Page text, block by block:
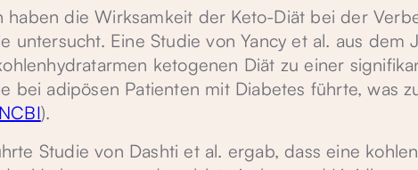
haben die Wirksamkeit der Keto-Diät bei der
untersucht. Eine Studie von Yancy et al. aus
ketogenen Diät zu einer
bei adipösen Patienten mit Diabetes führte, was
NCBI).
Studie von Dashti et al. ergab, dass eine